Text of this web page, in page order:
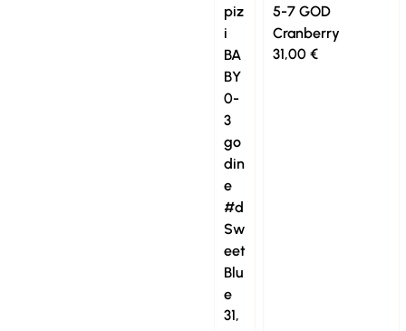
piz
i
BA
BY
0-
3
go
din
e
#d
Sw
eet
Blu
e
31,
5-7 GOD
Cranberry
31,00 €